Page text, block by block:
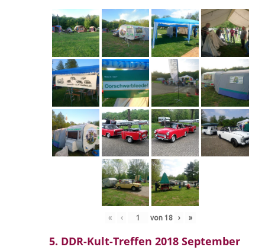
« ‹ von 18 › »
5. DDR-Kult-Treffen 2018 September